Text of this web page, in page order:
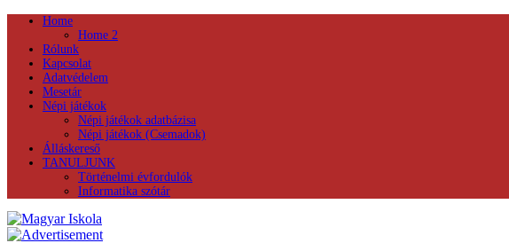
Home
Home 2
Rólunk
Kapcsolat
Adatvédelem
Mesetár
Népi játékok
Népi játékok adatbázisa
Népi játékok (Csemadok)
Álláskereső
TANULJUNK
Történelmi évfordulók
Informatika szótár